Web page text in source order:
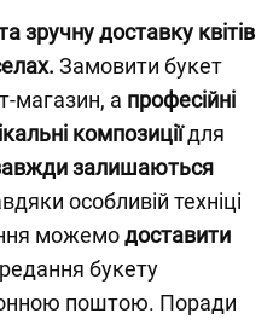
доставку квітів
Замовити букет
магазин, а професійні
композиціїдля
залишаються
особливій техніці
можемодоставити
букету
поштою. Поради